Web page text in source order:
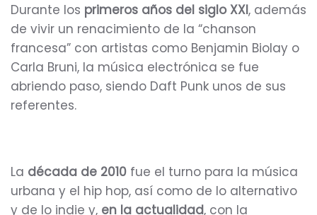
Durante los primeros años del siglo XXI, además
de vivir un renacimiento de la “chanson
francesa” con artistas como Benjamin Biolay o
Carla Bruni, la música electrónica se fue
abriendo paso, siendo Daft Punk unos de sus
referentes.
La década de 2010 fue el turno para la música
urbana y el hip hop, así como de lo alternativo
y de lo indie y, en la actualidad, con la